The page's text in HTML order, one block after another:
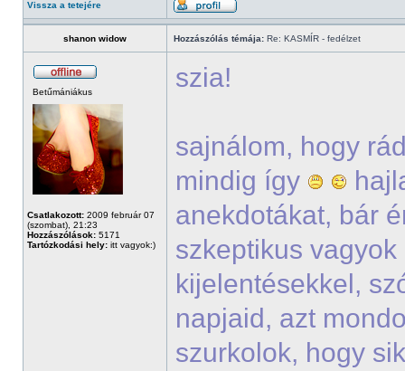
Vissza a tetejére
shanon widow Hozzászólás témája: Re: KASMÍR - fedélzet
Betűmániákus
Csatlakozott: 2009 február 07
(szombat), 21:23
Hozzászólások: 5171
Tartózkodási hely: itt vagyok:)
szia!
sajnálom, hogy
mindig így
anekdotákat, bár
szkeptikus
kijelentésekkel,
napjaid, azt
szurkolok, hogy